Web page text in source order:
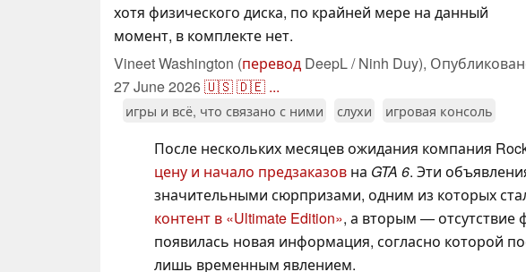
хотя физического диска, по крайней мере на данный
момент, в комплекте нет.
Vineet Washington (перевод DeepL / Ninh Duy),
27 June 2026🇺🇸🇩🇪 ...
игры и всё, что связано с ними слухи игровая консоль
После нескольких месяцев ожидания компания
цену и начало предзаказов на GTA 6. Эти
значительными сюрпризами, одним из которых
контент в «Ultimate Edition», а вторым — отсутствие
появилась новая информация, согласно которой
лишь временным явлением.